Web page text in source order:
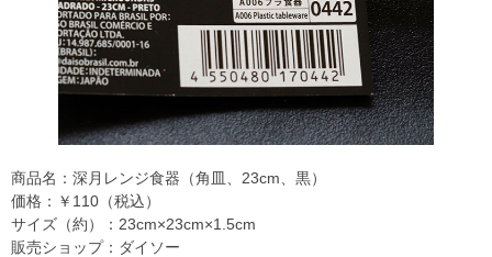
商品名：深月レンジ食器（角皿、23cm、黒）
価格：￥110（税込）
サイズ（約）：23cm×23cm×1.5cm
販売ショップ：ダイソー